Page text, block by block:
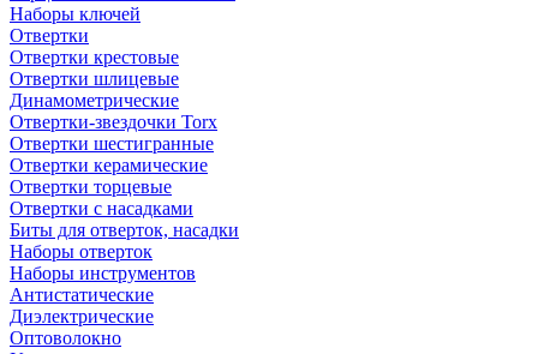
Наборы ключей
Отвертки
Отвертки крестовые
Отвертки шлицевые
Динамометрические
Отвертки-звездочки Torx
Отвертки шестигранные
Отвертки керамические
Отвертки торцевые
Отвертки с насадками
Биты для отверток, насадки
Наборы отверток
Наборы инструментов
Антистатические
Диэлектрические
Оптоволокно